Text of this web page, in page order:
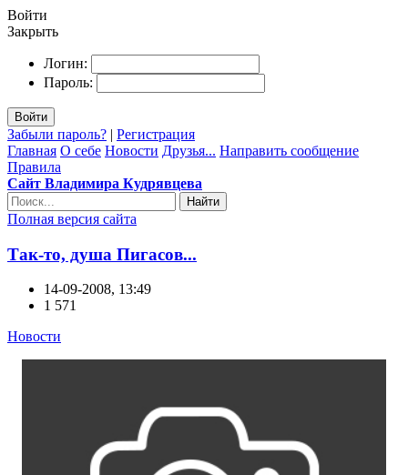
Войти
Закрыть
Логин:
Пароль:
Войти
Забыли пароль? | Регистрация
Главная О себе Новости Друзья... Направить сообщение
Правила
Сайт Владимира Кудрявцева
Найти
Полная версия сайта
Так-то, душа Пигасов...
14-09-2008, 13:49
1 571
Новости